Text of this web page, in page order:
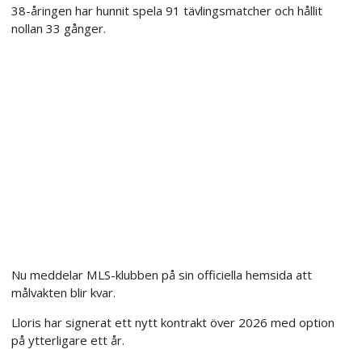
38-åringen har hunnit spela 91 tävlingsmatcher och hållit
nollan 33 gånger.
Nu meddelar MLS-klubben på sin officiella hemsida att
målvakten blir kvar.
Lloris har signerat ett nytt kontrakt över 2026 med option
på ytterligare ett år.